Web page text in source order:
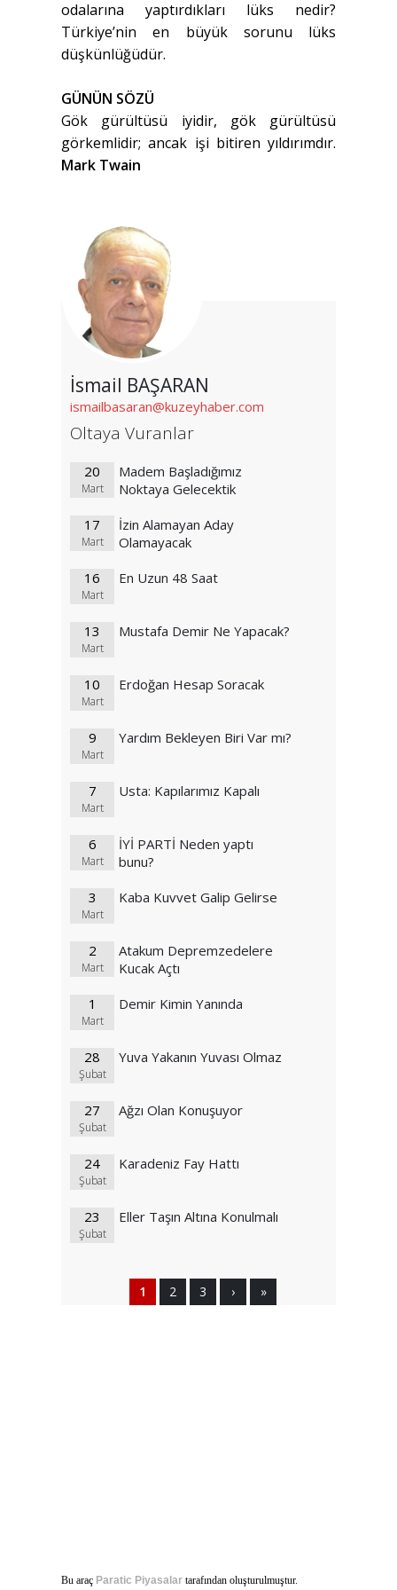
odalarına yaptırdıkları lüks nedir?
Türkiye’nin en büyük sorunu lüks
düşkünlüğüdür.
GÜNÜN SÖZÜ
Gök gürültüsü iyidir, gök gürültüsü
görkemlidir; ancak işi bitiren yıldırımdır.
Mark Twain
İsmail BAŞARAN
ismailbasaran@kuzeyhaber.com
Oltaya Vuranlar
20
Mart
Madem Başladığımız
Noktaya Gelecektik
17
Mart
İzin Alamayan Aday
Olamayacak
16
Mart
En Uzun 48 Saat
13
Mart
Mustafa Demir Ne Yapacak?
10
Mart
Erdoğan Hesap Soracak
9
Mart
Yardım Bekleyen Biri Var mı?
7
Mart
Usta: Kapılarımız Kapalı
6
Mart
İYİ PARTİ Neden yaptı
bunu?
3
Mart
Kaba Kuvvet Galip Gelirse
2
Mart
Atakum Depremzedelere
Kucak Açtı
1
Mart
Demir Kimin Yanında
28
Şubat
Yuva Yakanın Yuvası Olmaz
27
Şubat
Ağzı Olan Konuşuyor
24
Şubat
Karadeniz Fay Hattı
23
Şubat
Eller Taşın Altına Konulmalı
1 2 3 › »
Bu araç Paratic Piyasalar tarafından oluşturulmuştur.